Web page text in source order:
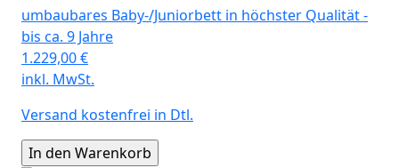
umbaubares Baby-/Juniorbett in höchster Qualität -
bis ca. 9 Jahre
1.229,00€
inkl. MwSt.
Versand kostenfrei in Dtl.